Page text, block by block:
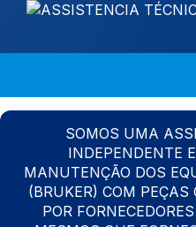
SOMOS UMA
INDEPENDENTE
MANUTENÇÃO DOS
(BRUKER) COM PEÇAS
POR